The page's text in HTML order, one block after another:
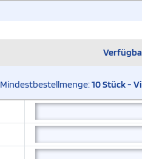
Mindestbestellmenge:10 Stück -